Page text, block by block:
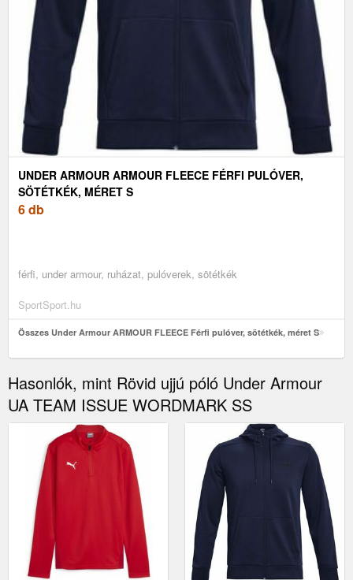
UNDER ARMOUR ARMOUR FLEECE FÉRFI PULÓVER,
SÖTÉTKÉK, MÉRET S
6 db
férfi, under armour, ruházat, pulóverek, sötétkék
SportSport.hu
Összes Under Armour ARMOUR FLEECE Férfi pulóver, sötétkék, méret S
Hasonlók, mint Rövid ujjú póló Under Armour
UA TEAM ISSUE WORDMARK SS